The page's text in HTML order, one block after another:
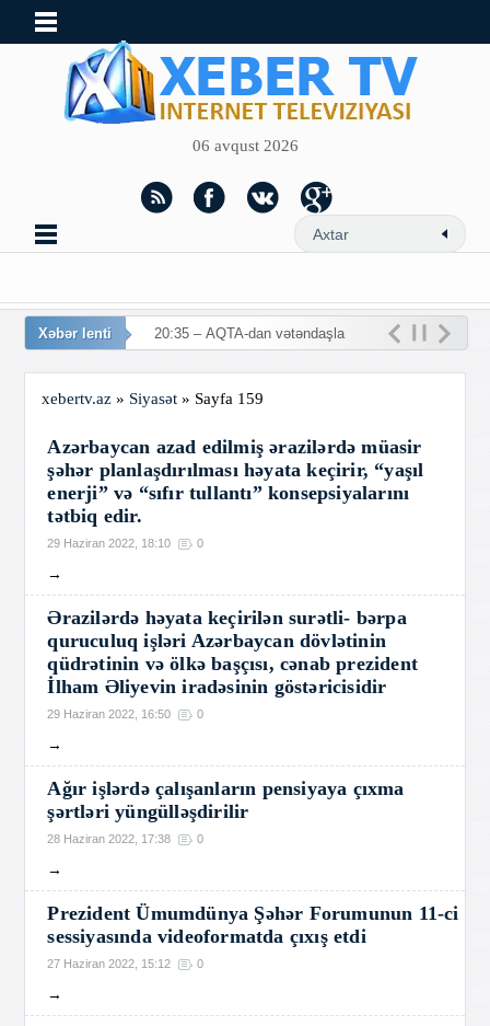
06 avqust 2026
Xəbər lenti 20:35 – AQTA-dan vətəndaşlara
xebertv.az » Siyasət » Sayfa 159
Azərbaycan azad edilmiş ərazilərdə müasir
şəhər planlaşdırılması həyata keçirir, “yaşıl
enerji” və “sıfır tullantı” konsepsiyalarını
tətbiq edir.
29 Haziran 2022, 18:10 0
→
Ərazilərdə həyata keçirilən surətli- bərpa
quruculuq işləri Azərbaycan dövlətinin
qüdrətinin və ölkə başçısı, cənab prezident
İlham Əliyevin iradəsinin göstəricisidir
29 Haziran 2022, 16:50 0
→
Ağır işlərdə çalışanların pensiyaya çıxma
şərtləri yüngülləşdirilir
28 Haziran 2022, 17:38 0
→
Prezident Ümumdünya Şəhər Forumunun 11-ci
sessiyasında videoformatda çıxış etdi
27 Haziran 2022, 15:12 0
→